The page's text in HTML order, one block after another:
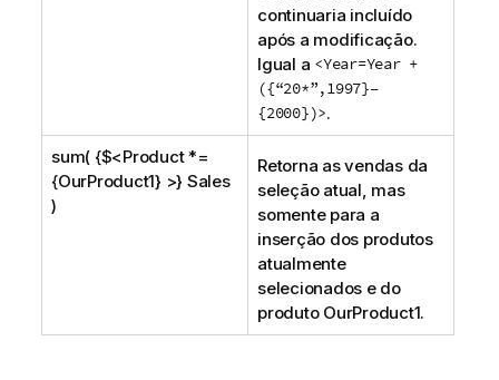
continuaria incluído
após a modificação.
Igual a <Year=Year +
({“20*”,1997}–
{2000})>.
sum( {$<Product *=
{OurProduct1} >} Sales
)
Retorna as vendas da
seleção atual, mas
somente para a
inserção dos produtos
atualmente
selecionados e do
produto OurProduct1.